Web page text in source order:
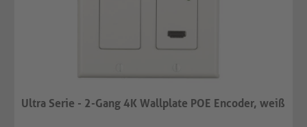
Ultra Serie - 2-Gang 4K Wallplate POE Encoder, weiß